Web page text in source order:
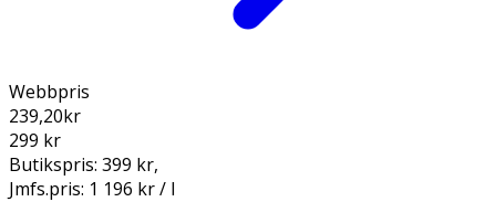
Webbpris
239,20kr
299 kr
Butikspris: 399 kr,
Jmfs.pris: 1 196 kr / l